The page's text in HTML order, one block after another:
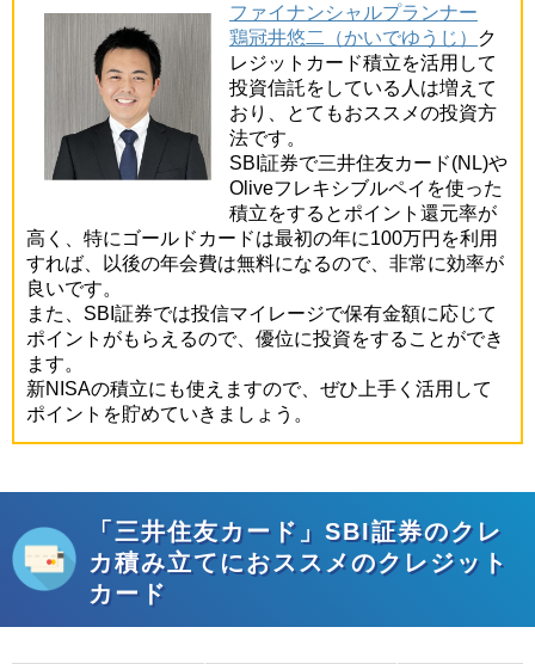
ファイナンシャルプランナー
鶏冠井悠二（かいでゆうじ）
ク
レジットカード積立を活用して
投資信託をしている人は増えて
おり、とてもおススメの投資方
法です。
SBI証券で三井住友カード(NL)や
Oliveフレキシブルペイを使った
積立をするとポイント還元率が
高く、特にゴールドカードは最初の年に100万円を利用
すれば、以後の年会費は無料になるので、非常に効率が
良いです。
また、SBI証券では投信マイレージで保有金額に応じて
ポイントがもらえるので、優位に投資をすることができ
ます。
新NISAの積立にも使えますので、ぜひ上手く活用して
ポイントを貯めていきましょう。
「三井住友カード」SBI証券のクレ
カ積み立てにおススメのクレジット
カード